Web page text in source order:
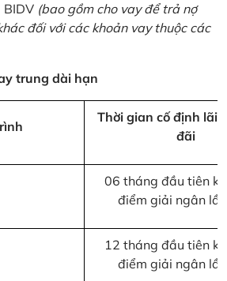
(bao gồm cho vay để trả nợ
đối với các khoản vay thuộc các
trung dài hạn
Thời gian cố định lãi
đãi
06 tháng đầu tiên
điểm giải ngân
12 tháng đầu tiên
điểm giải ngân